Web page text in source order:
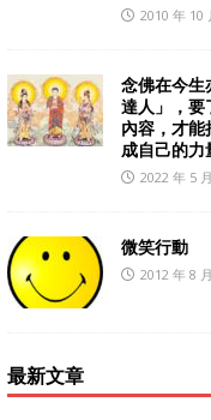
2010 年 10
念佛在今生
達人」，要
內容，才
成自己的
2022 年 5
微笑行動
2012 年 8
最新文章